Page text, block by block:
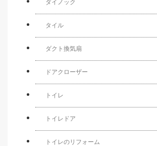
ダイノック
タイル
ダクト換気扇
ドアクローザー
トイレ
トイレドア
トイレのリフォーム